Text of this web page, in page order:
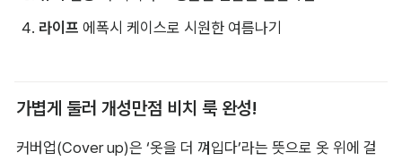
라이프 에폭시 케이스로 시원한 여름나기
가볍게 둘러 개성만점 비치 룩 완성!
커버업(Cover up)은 ‘옷을 더 껴입다’라는 뜻으로 옷 위에 걸